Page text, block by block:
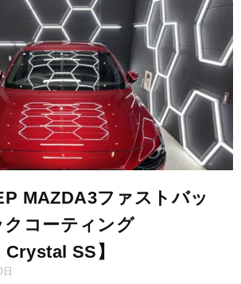
MAZDA3ファストバッ
クコーティング
Crystal SS】